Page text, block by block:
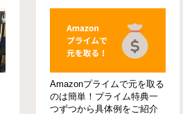
Amazonプライムで元を取る
のは簡単！プライム特典一
つずつから具体例をご紹介